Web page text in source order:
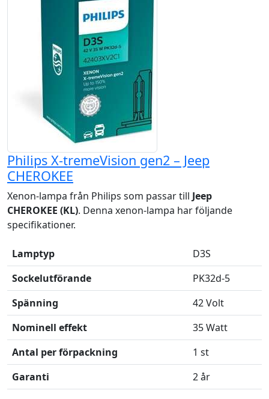
Philips X-tremeVision gen2 – Jeep
CHEROKEE
Xenon-lampa från Philips som passar till Jeep
CHEROKEE (KL). Denna xenon-lampa har följande
specifikationer.
Lamptyp
D3S
Sockelutförande
PK32d-5
Spänning
42 Volt
Nominell effekt
35 Watt
Antal per förpackning
1 st
Garanti
2 år